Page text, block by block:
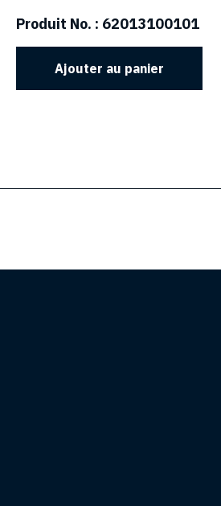
Produit No. : 62013100101
Ajouter au panier